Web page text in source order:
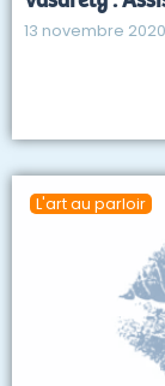
13 novembre 2020
L'art au parloir